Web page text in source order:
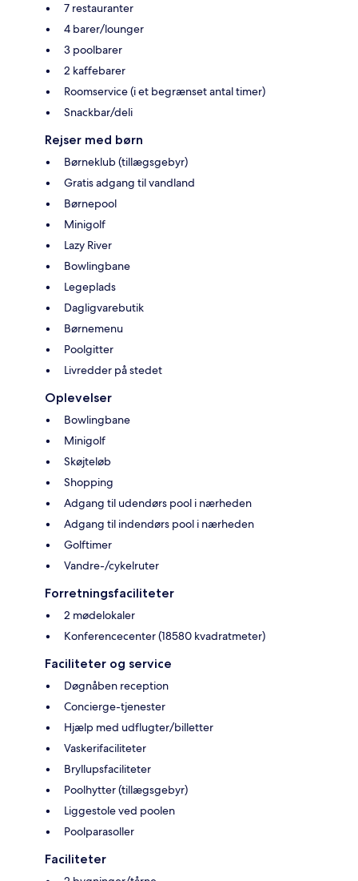
7 restauranter
4 barer/lounger
3 poolbarer
2 kaffebarer
Roomservice (i et begrænset antal timer)
Snackbar/deli
Rejser med børn
Børneklub (tillægsgebyr)
Gratis adgang til vandland
Børnepool
Minigolf
Lazy River
Bowlingbane
Legeplads
Dagligvarebutik
Børnemenu
Poolgitter
Livredder på stedet
Oplevelser
Bowlingbane
Minigolf
Skøjteløb
Shopping
Adgang til udendørs pool i nærheden
Adgang til indendørs pool i nærheden
Golftimer
Vandre-/cykelruter
Forretningsfaciliteter
2 mødelokaler
Konferencecenter (18580 kvadratmeter)
Faciliteter og service
Døgnåben reception
Concierge-tjenester
Hjælp med udflugter/billetter
Vaskerifaciliteter
Bryllupsfaciliteter
Poolhytter (tillægsgebyr)
Liggestole ved poolen
Poolparasoller
Faciliteter